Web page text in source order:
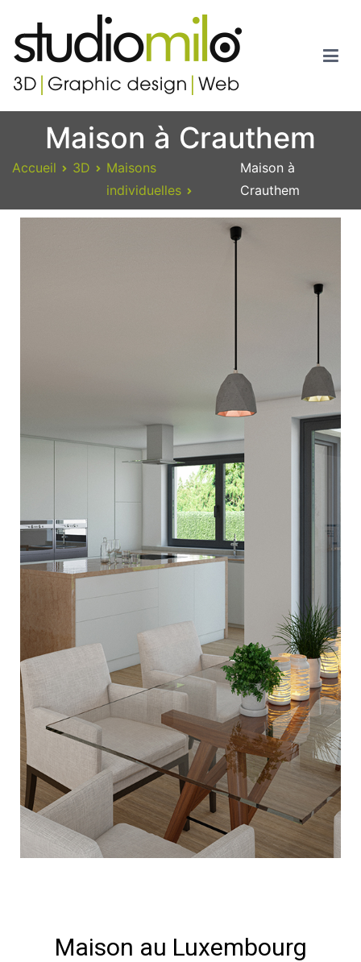
Studiomilo
Votre spécialiste en 3D, Images de synthèse, Graphic design et
Maison à Crauthem
Accueil 3D
Maisons
individuelles
Maison à
Crauthem
Maison au Luxembourg